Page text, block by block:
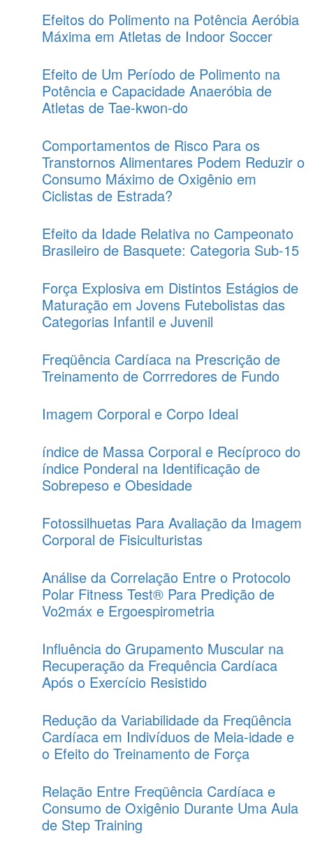
Efeitos do Polimento na Potência Aeróbia
Máxima em Atletas de Indoor Soccer
Efeito de Um Período de Polimento na
Potência e Capacidade Anaeróbia de
Atletas de Tae-kwon-do
Comportamentos de Risco Para os
Transtornos Alimentares Podem Reduzir o
Consumo Máximo de Oxigênio em
Ciclistas de Estrada?
Efeito da Idade Relativa no Campeonato
Brasileiro de Basquete: Categoria Sub-15
Força Explosiva em Distintos Estágios de
Maturação em Jovens Futebolistas das
Categorias Infantil e Juvenil
Freqüência Cardíaca na Prescrição de
Treinamento de Corrredores de Fundo
Imagem Corporal e Corpo Ideal
índice de Massa Corporal e Recíproco do
índice Ponderal na Identificação de
Sobrepeso e Obesidade
Fotossilhuetas Para Avaliação da Imagem
Corporal de Fisiculturistas
Análise da Correlação Entre o Protocolo
Polar Fitness Test® Para Predição de
Vo2máx e Ergoespirometria
Influência do Grupamento Muscular na
Recuperação da Frequência Cardíaca
Após o Exercício Resistido
Redução da Variabilidade da Freqüência
Cardíaca em Indivíduos de Meia-idade e
o Efeito do Treinamento de Força
Relação Entre Freqüência Cardíaca e
Consumo de Oxigênio Durante Uma Aula
de Step Training